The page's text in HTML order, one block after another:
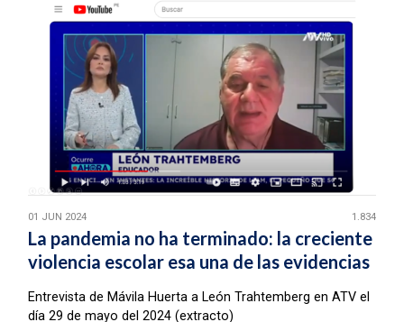
01 JUN 2024 1.834
La pandemia no ha terminado: la creciente
violencia escolar esa una de las evidencias
Entrevista de Mávila Huerta a León Trahtemberg en ATV el
día 29 de mayo del 2024 (extracto)